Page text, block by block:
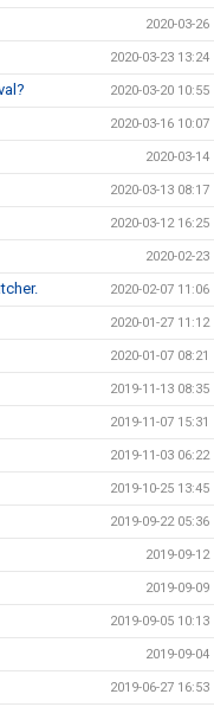
2020-03-26
2020-03-23 13:24
2020-03-20 10:55
2020-03-16 10:07
2020-03-14
2020-03-13 08:17
2020-03-12 16:25
2020-02-23
2020-02-07 11:06
2020-01-27 11:12
2020-01-07 08:21
2019-11-13 08:35
2019-11-07 15:31
2019-11-03 06:22
2019-10-25 13:45
2019-09-22 05:36
2019-09-12
2019-09-09
2019-09-05 10:13
2019-09-04
2019-06-27 16:53